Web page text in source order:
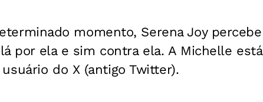
momento, Serena Joy percebe
por ela e sim contra ela. A Michelle está
do X (antigo Twitter).